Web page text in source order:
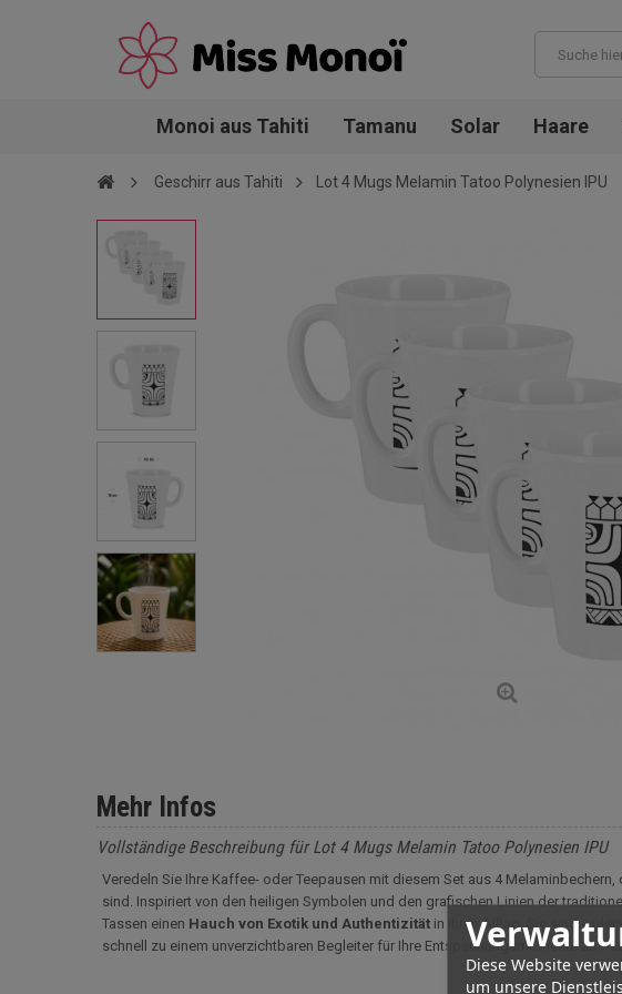
Diese Website
um unsere
Monoi aus Tahiti Tamanu Solar Haare
Geschirr aus Tahiti Lot 4 Mugs Melamin Tatoo Polynesien IPU
Mehr Infos
Vollständige Beschreibung für Lot 4 Mugs Melamin Tatoo Polynesien IPU
Veredeln Sie Ihre Kaffee- oder Teepausen mit diesem Set aus 4
sind. Inspiriert von den heiligen Symbolen und den grafischen Linien der
Tassen einen Hauch von Exotik und Authentizität in Ihren Alltag. Sie sind
schnell zu einem unverzichtbaren Begleiter für Ihre Entspannungsmomente zu